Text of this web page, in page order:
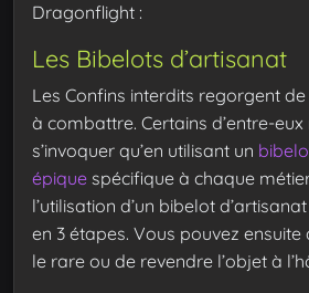
Dragonflight :
Les Bibelots d’artisanat
Les Confins interdits regorgent
à combattre. Certains d’entre-
s’invoquer qu’en utilisant un
épique spécifique à chaque
l’utilisation d’un bibelot
en 3 étapes. Vous pouvez ensuite
le rare ou de revendre l’objet à